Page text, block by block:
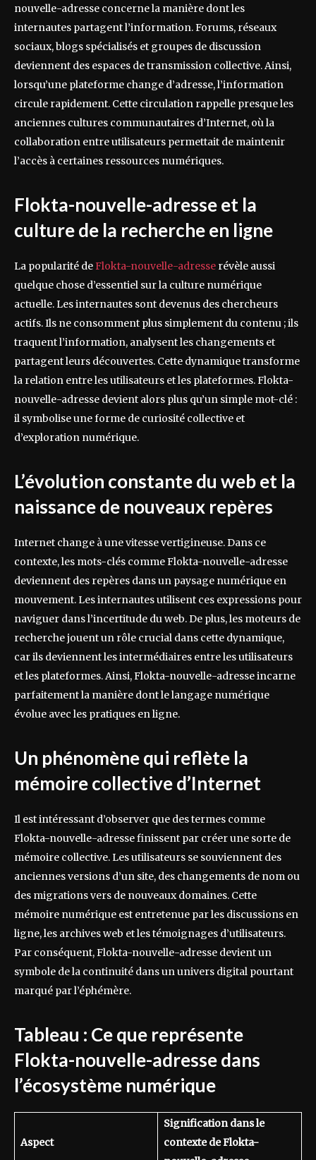
nouvelle-adresse concerne la manière dont les
internautes partagent l’information. Forums, réseaux
sociaux, blogs spécialisés et groupes de discussion
deviennent des espaces de transmission collective. Ainsi,
lorsqu’une plateforme change d’adresse, l’information
circule rapidement. Cette circulation rappelle presque les
anciennes cultures communautaires d’Internet, où la
collaboration entre utilisateurs permettait de maintenir
l’accès à certaines ressources numériques.
Flokta-nouvelle-adresse et la
culture de la recherche en ligne
La popularité deFlokta-nouvelle-adresse révèle aussi
quelque chose d’essentiel sur la culture numérique
actuelle. Les internautes sont devenus des chercheurs
actifs. Ils ne consomment plus simplement du contenu ; ils
traquent l’information, analysent les changements et
partagent leurs découvertes. Cette dynamique transforme
la relation entre les utilisateurs et les plateformes. Flokta-
nouvelle-adresse devient alors plus qu’un simple mot-clé :
il symbolise une forme de curiosité collective et
d’exploration numérique.
L’évolution constante du web et la
naissance de nouveaux repères
Internet change à une vitesse vertigineuse. Dans ce
contexte, les mots-clés comme Flokta-nouvelle-adresse
deviennent des repères dans un paysage numérique en
mouvement. Les internautes utilisent ces expressions pour
naviguer dans l’incertitude du web. De plus, les moteurs de
recherche jouent un rôle crucial dans cette dynamique,
car ils deviennent les intermédiaires entre les utilisateurs
et les plateformes. Ainsi, Flokta-nouvelle-adresse incarne
parfaitement la manière dont le langage numérique
évolue avec les pratiques en ligne.
Un phénomène qui reflète la
mémoire collective d’Internet
Il est intéressant d’observer que des termes comme
Flokta-nouvelle-adresse finissent par créer une sorte de
mémoire collective. Les utilisateurs se souviennent des
anciennes versions d’un site, des changements de nom ou
des migrations vers de nouveaux domaines. Cette
mémoire numérique est entretenue par les discussions en
ligne, les archives web et les témoignages d’utilisateurs.
Par conséquent, Flokta-nouvelle-adresse devient un
symbole de la continuité dans un univers digital pourtant
marqué par l’éphémère.
Tableau : Ce que représente
Flokta-nouvelle-adresse dans
l’écosystème numérique
Aspect
Signification dans le
contexte de Flokta-